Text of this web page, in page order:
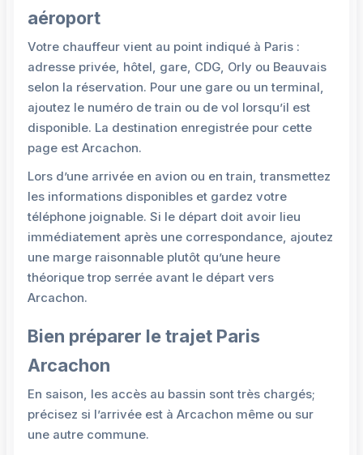
aéroport
Votre chauffeur vient au point indiqué à Paris :
adresse privée, hôtel, gare, CDG, Orly ou Beauvais
selon la réservation. Pour une gare ou un terminal,
ajoutez le numéro de train ou de vol lorsqu’il est
disponible. La destination enregistrée pour cette
page est Arcachon.
Lors d’une arrivée en avion ou en train, transmettez
les informations disponibles et gardez votre
téléphone joignable. Si le départ doit avoir lieu
immédiatement après une correspondance, ajoutez
une marge raisonnable plutôt qu’une heure
théorique trop serrée avant le départ vers
Arcachon.
Bien préparer le trajet Paris
Arcachon
En saison, les accès au bassin sont très chargés;
précisez si l’arrivée est à Arcachon même ou sur
une autre commune.